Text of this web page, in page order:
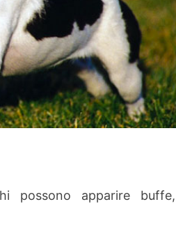
possono apparire buffe,